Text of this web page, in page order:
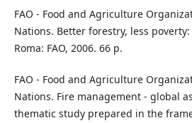
FAO - Food and Agriculture
Nations. Better forestry, less
Roma: FAO, 2006. 66 p.
FAO - Food and Agriculture
Nations. Fire management - global
thematic study prepared in the